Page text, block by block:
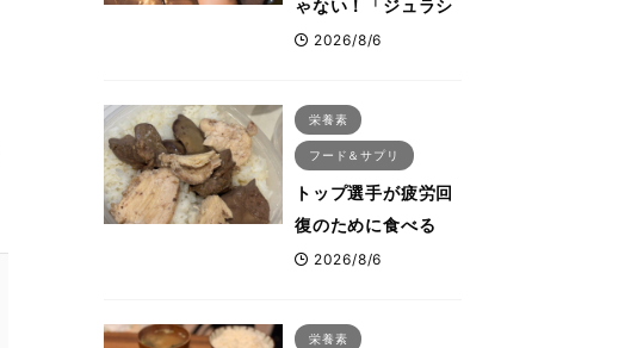
ゃない！「ジュラシ
ック筋膜リリース」
ットした納得の理
由 木澤大祐が解説
2026/8/6
栄養素
フード＆サプリ
トップ選手が疲労回
復のために食べる
「リカバリー飯」と
た鶏レバー活用法
2026/8/6
栄養素